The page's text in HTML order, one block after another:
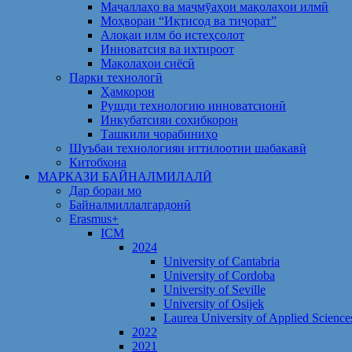
Маҷаллаҳо ва маҷмӯаҳои мақолаҳои илмӣ
Моҳвораи “Иқтисод ва тиҷорат”
Алоқаи илм бо истеҳсолот
Инноватсия ва ихтироот
Мақолаҳои сиёсӣ
Парки технологӣ
Ҳамкорон
Рушди технологию инноватсионӣ
Инкубатсияи соҳибкорон
Ташкили чорабиниҳо
Шуъбаи технологияи иттилоотии шабакавӣ
Китобхона
МАРКАЗИ БАЙНАЛМИЛАЛӢ
Дар бораи мо
Байналмиллалгардонӣ
Erasmus+
ICM
2024
University of Cantabria
University of Cordoba
University of Seville
University of Osijek
Laurea University of Applied
2022
2021